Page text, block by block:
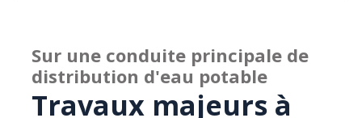
Sur une conduite principale de
distribution d'eau potable
Travaux majeurs à